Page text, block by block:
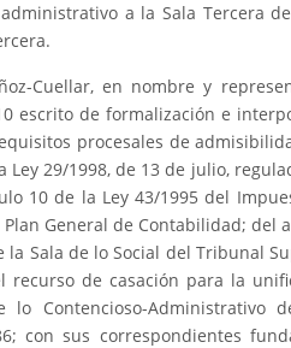
a la Sala Tercera
Cuellar, en nombre y
escrito de formalización e
procesales de
29/1998, de 13 de julio,
10 de la Ley 43/1995 del
General de Contabilidad; del
Sala de lo Social del Tribunal
de casación para la
Contencioso-Administrativo
con sus correspondientes